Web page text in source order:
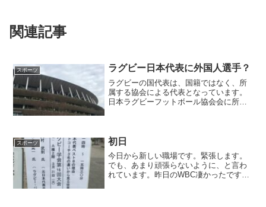
関連記事
スポーツ ラグビー日本代表に外国人選手？
ラグビーの国代表は、国籍ではなく、所
属する協会による代表となっています。
日本ラグビーフットボール協会会に所属
スポーツ 初日
今日から新しい職場です。緊張します。
でも、あまり頑張らないように、と言わ
れています。昨日のWBC凄かったです